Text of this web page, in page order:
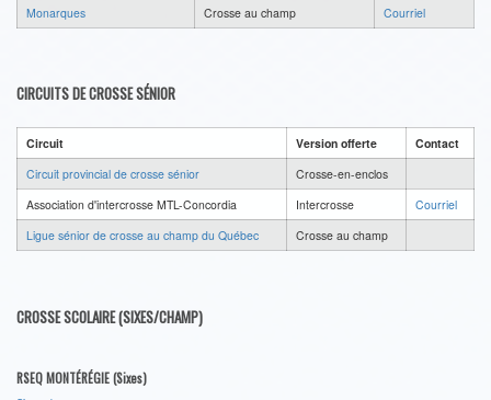
Monarques Crosse au champ Courriel
CIRCUITS DE CROSSE SÉNIOR
Circuit Version offerte
Contact
Circuit provincial de crosse sénior
Crosse-en-enclos
Association d'intercrosse MTL-Concordia
Intercrosse
Courriel
Ligue sénior de crosse au champ du Québec
Crosse au champ
CROSSE SCOLAIRE (SIXES/CHAMP)
RSEQ MONTÉRÉGIE (Sixes)